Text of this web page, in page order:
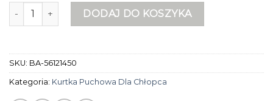
ilość kurtka puchowa dla chłopca
DODAJ DO KOSZYKA
SKU: BA-56121450
Kategoria: Kurtka Puchowa Dla Chłopca